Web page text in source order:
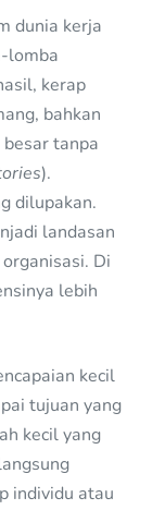
dunia kerja
lomba
kerap
bahkan
tanpa
).
dilupakan.
landasan
Di
lebih
kecil
tujuan yang
kecil yang
individu atau